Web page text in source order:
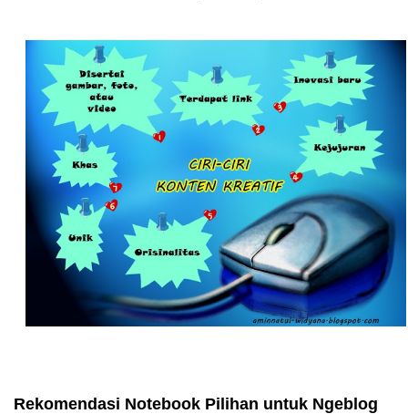
Rekomendasi Notebook Pilihan untuk Ngeblog